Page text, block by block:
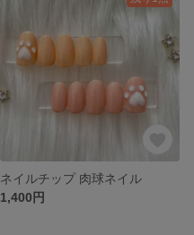
ネイルチップ 肉球ネイル
1,400円